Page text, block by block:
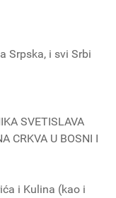
Srpska, i svi Srbi
SVETISLAVA
CRKVA U BOSNI I
i Kulina (kao i